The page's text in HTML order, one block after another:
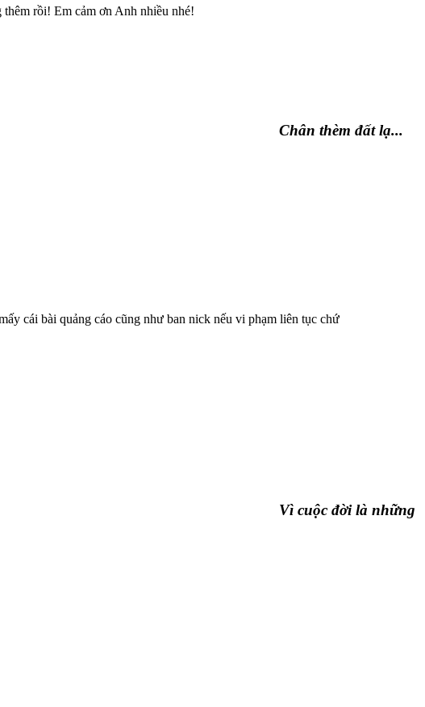
thêm rồi! Em cảm ơn Anh nhiều nhé!
Chân thèm đất lạ...
cái bài quảng cáo cũng như ban nick nếu vi phạm liên tục chứ
Vì cuộc đời là những